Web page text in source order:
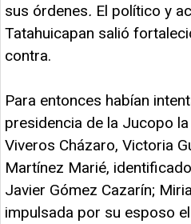
sus órdenes. El político y
Tatahuicapan salió
contra.
Para entonces habían
presidencia de la Jucopo
Viveros Cházaro, Victoria
Martínez Marié,
Javier Gómez Cazarín;
impulsada por su esposo